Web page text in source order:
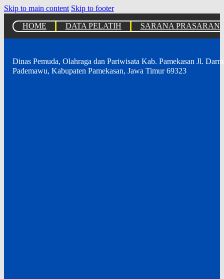
Skip to main content Skip to footer
HOME
DATA PELATIH SARANA
Dinas Pemuda, Olahraga dan Pariwisata Kab. Pamekasan Jl.
Pademawu, Kabupaten Pamekasan, Jawa Timur 69323